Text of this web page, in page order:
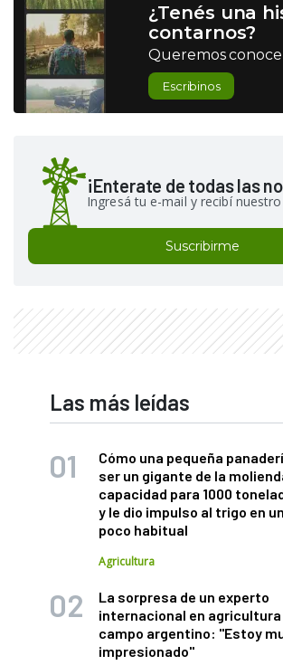
¿Tenés una
contarnos?
Queremos
Escribinos
¡Enterate de todas las
Ingresá tu e-mail y recibí
Suscribirme
Las más leídas
Cómo una pequeña
ser un gigante de la
capacidad para 1000
y le dio impulso al trigo en
poco habitual
Agricultura
La sorpresa de un experto
internacional en agricultura
campo argentino: "Estoy
impresionado"